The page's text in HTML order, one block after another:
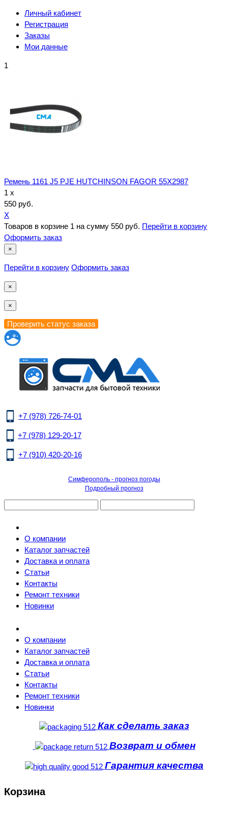
Личный кабинет
Регистрация
Заказы
Мои данные
1
Ремень 1161 J5 PJE HUTCHINSON FAGOR 55X2987
1 x
550 руб.
X
Товаров в корзине 1 на сумму 550 руб. Перейти в корзину
Оформить заказ
×
Перейти в корзину Оформить заказ
×
×
+7 (978) 726-74-01
+7 (978) 129-20-17
+7 (910) 420-20-16
Симферополь - прогноз погоды
Подробный прогноз
О компании
Каталог запчастей
Доставка и оплата
Статьи
Контакты
Ремонт техники
Новинки
О компании
Каталог запчастей
Доставка и оплата
Статьи
Контакты
Ремонт техники
Новинки
Как сделать заказ
Возврат и обмен
Гарантия качества
Корзина